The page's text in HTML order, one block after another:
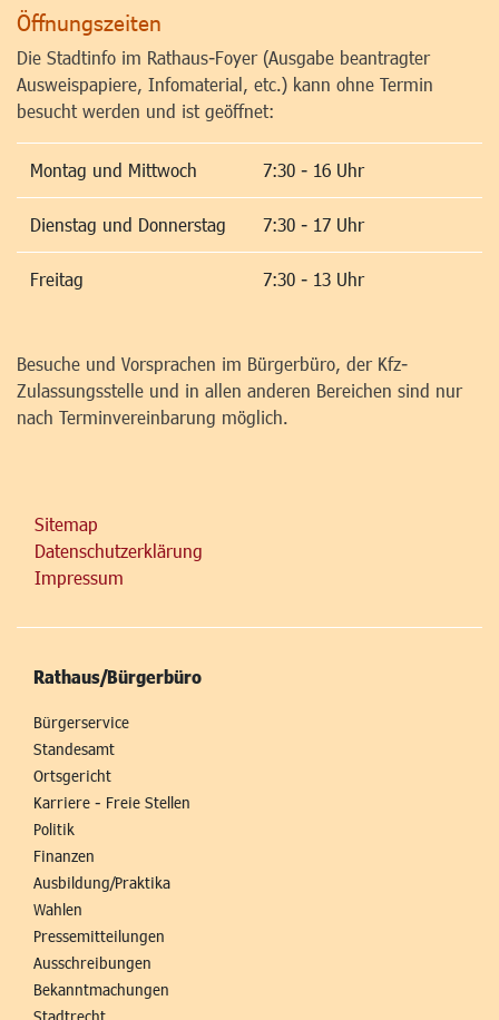
Öffnungszeiten
Die Stadtinfo im Rathaus-Foyer (Ausgabe beantragter
Ausweispapiere, Infomaterial, etc.) kann ohne Termin
besucht werden und ist geöffnet:
Montag und Mittwoch 7:30 - 16 Uhr
Dienstag und Donnerstag 7:30 - 17 Uhr
Freitag 7:30 - 13 Uhr
Besuche und Vorsprachen im Bürgerbüro, der Kfz-
Zulassungsstelle und in allen anderen Bereichen sind nur
nach Terminvereinbarung möglich.
Sitemap
Datenschutzerklärung
Impressum
Rathaus/Bürgerbüro
Bürgerservice
Standesamt
Ortsgericht
Karriere - Freie Stellen
Politik
Finanzen
Ausbildung/Praktika
Wahlen
Pressemitteilungen
Ausschreibungen
Bekanntmachungen